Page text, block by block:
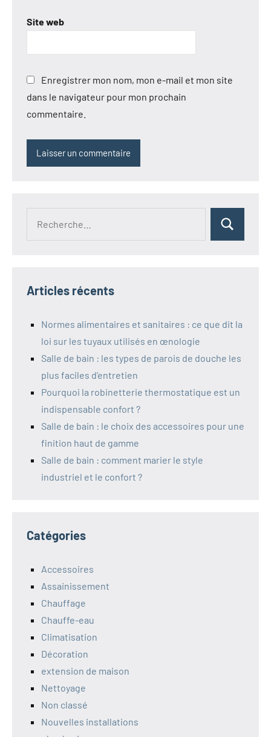
Site web
Enregistrer mon nom, mon e-mail et mon site
dans le navigateur pour mon prochain
commentaire.
Rechercher
Articles récents
Normes alimentaires et sanitaires : ce que dit la
loi sur les tuyaux utilisés en œnologie
Salle de bain : les types de parois de douche les
plus faciles d’entretien
Pourquoi la robinetterie thermostatique est un
indispensable confort ?
Salle de bain : le choix des accessoires pour une
finition haut de gamme
Salle de bain : comment marier le style
industriel et le confort ?
Catégories
Accessoires
Assainissement
Chauffage
Chauffe-eau
Climatisation
Décoration
extension de maison
Nettoyage
Non classé
Nouvelles installations